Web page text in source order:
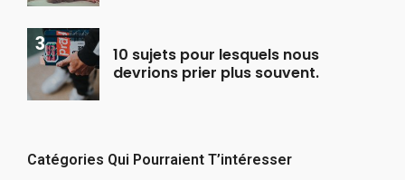
10 sujets pour lesquels nous
devrions prier plus souvent.
Catégories Qui Pourraient T’intéresser